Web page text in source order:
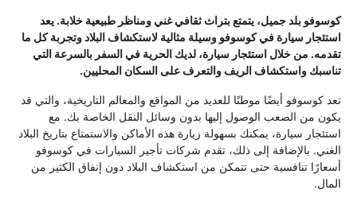
كوسوفو بلد جميل، يتمتع بتراث ثقافي غني ومناظر طبيعية خلابة. يعد
استئجار سيارة في كوسوفو وسيلة مثالية لاستكشاف البلاد وتجربة كل ما
تقدمه. من خلال استئجار سيارة، لديك الحرية في السفر بالسرعة التي
تناسبك واستكشاف الريف والتعرف على السكان المحليين.
تعد كوسوفو أيضًا موطنًا للعديد من المواقع والمعالم التاريخية، والتي قد
يكون من الصعب الوصول إليها بدون وسائل النقل الخاصة بك. مع
استئجار سيارة، يمكنك بسهولة زيارة هذه الأماكن والاستمتاع بتاريخ البلاد
الغني. بالإضافة إلى ذلك، تقدم شركات تأجير السيارات في كوسوفو
أسعارًا تنافسية حتى تتمكن من استكشاف البلاد دون إنفاق الكثير من
المال.